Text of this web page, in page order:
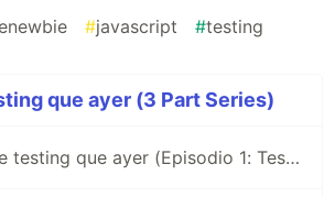
#javascript #testing
que ayer (3 Part Series)
Sé más de testing que ayer (Episodio 1: Tests unitarios en Jest y JS vanilla)